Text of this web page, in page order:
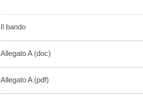
Il bando
Allegato A (doc)
Allegato A (pdf)